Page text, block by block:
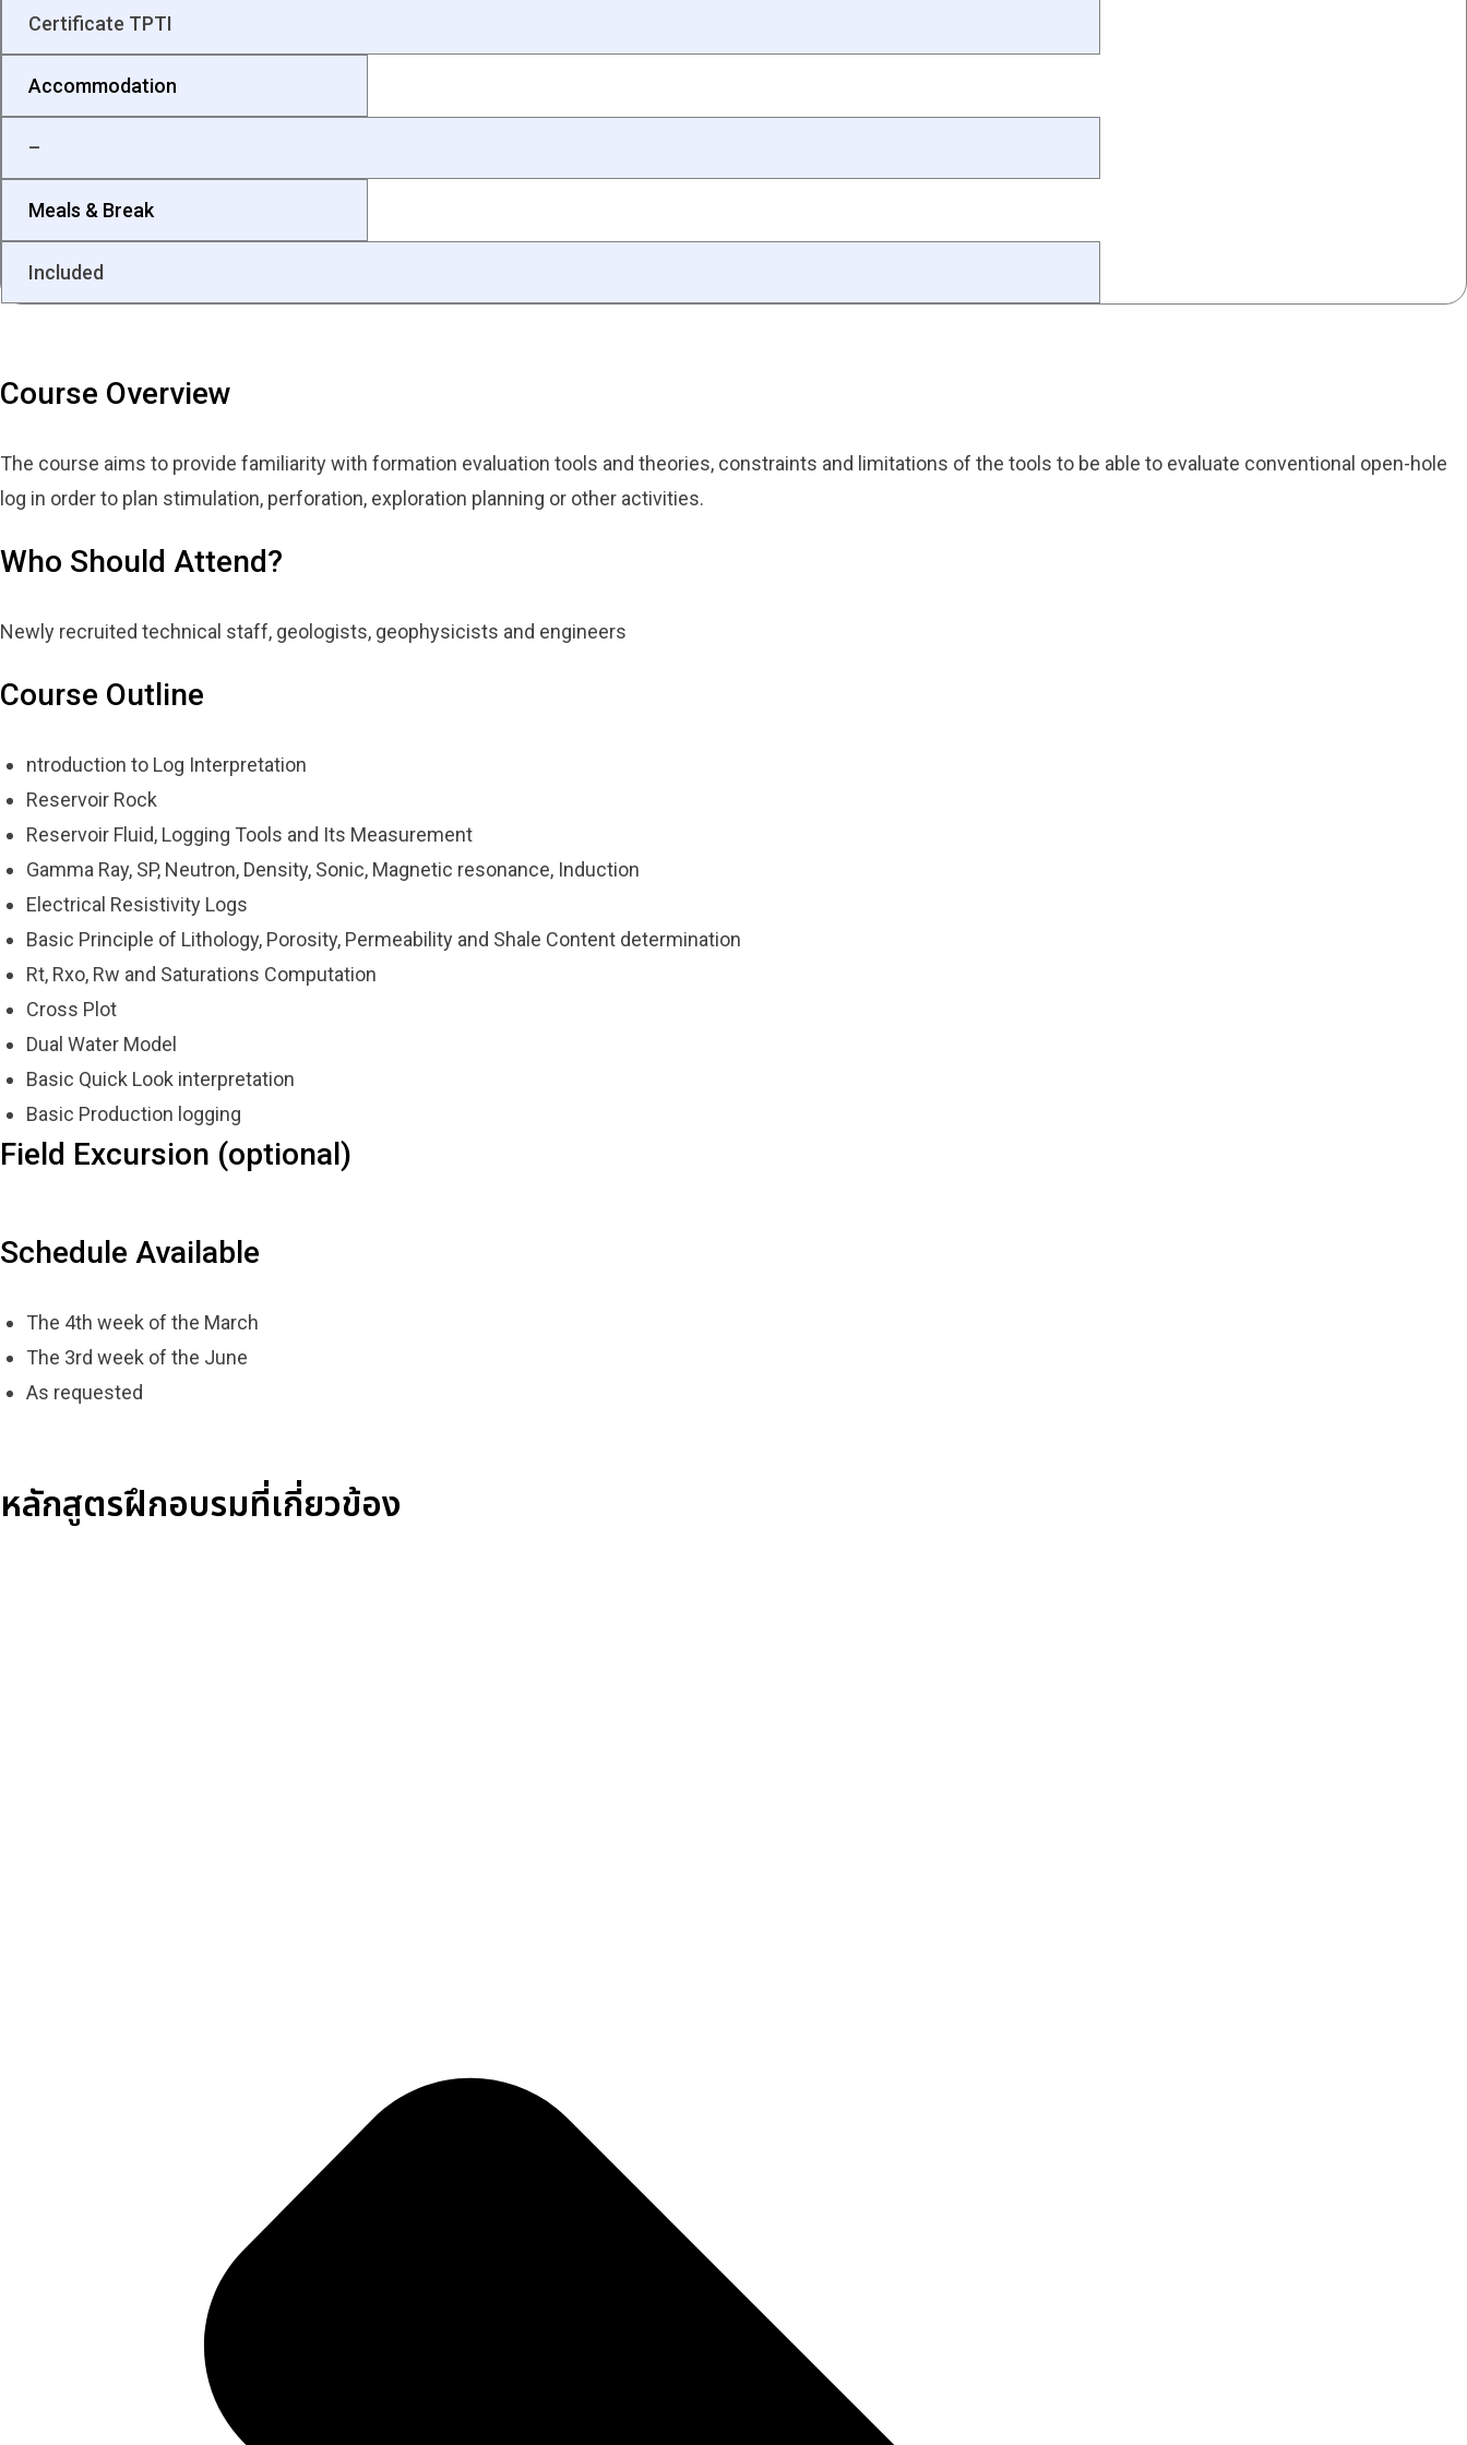
Certificate TPTI
Accommodation
–
Meals & Break
Included
Course Overview
The course aims to provide familiarity with formation evaluation tools and theories, constraints and limitations of the tools to be able to evaluate conventional open-hole
log in order to plan stimulation, perforation, exploration planning or other activities.
Who Should Attend?
Newly recruited technical staff, geologists, geophysicists and engineers
Course Outline
ntroduction to Log Interpretation
Reservoir Rock
Reservoir Fluid, Logging Tools and Its Measurement
Gamma Ray, SP, Neutron, Density, Sonic, Magnetic resonance, Induction
Electrical Resistivity Logs
Basic Principle of Lithology, Porosity, Permeability and Shale Content determination
Rt, Rxo, Rw and Saturations Computation
Cross Plot
Dual Water Model
Basic Quick Look interpretation
Basic Production logging
Field Excursion (optional)
Schedule Available
The 4th week of the March
The 3rd week of the June
As requested
หลักสูตรฝึกอบรมที่เกี่ยวข้อง